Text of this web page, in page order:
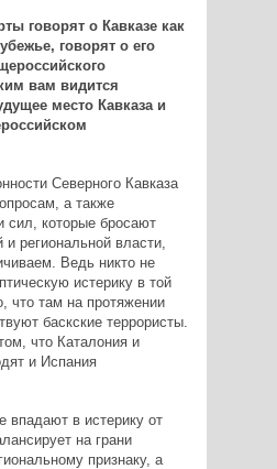
говорят о Кавказе как
говорят о его
вам видится
место Кавказа и
Северного Кавказа
а также
сил, которые бросают
региональной власти,
Ведь никто не
истерику в той
что там на протяжении
баскские террористы.
что Каталония и
и Испания
впадают в истерику от
на грани
признаку, а